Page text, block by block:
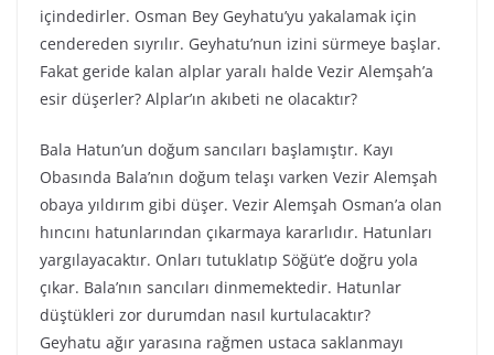
içindedirler. Osman Bey Geyhatu’yu yakalamak için
cendereden sıyrılır. Geyhatu’nun izini sürmeye başlar.
Fakat geride kalan alplar yaralı halde Vezir Alemşah’a
esir düşerler? Alplar’ın akıbeti ne olacaktır?
Bala Hatun’un doğum sancıları başlamıştır. Kayı
Obasında Bala’nın doğum telaşı varken Vezir Alemşah
obaya yıldırım gibi düşer. Vezir Alemşah Osman’a olan
hıncını hatunlarından çıkarmaya kararlıdır. Hatunları
yargılayacaktır. Onları tutuklatıp Söğüt’e doğru yola
çıkar. Bala’nın sancıları dinmemektedir. Hatunlar
düştükleri zor durumdan nasıl kurtulacaktır?
Geyhatu ağır yarasına rağmen ustaca saklanmayı